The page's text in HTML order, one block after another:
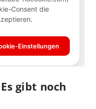
gibt noch